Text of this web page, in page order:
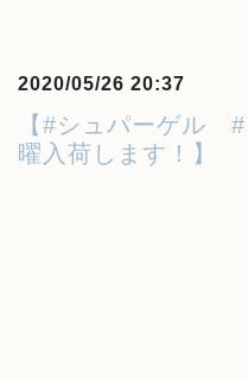
2020/05/26 20:37
【#シュパーゲル #
曜入荷します！】